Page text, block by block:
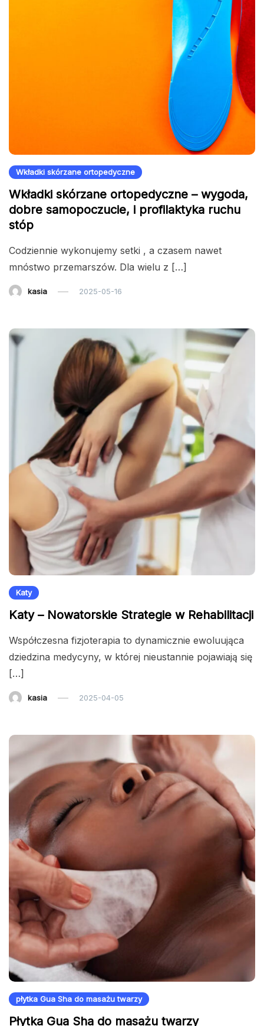
Wkładki skórzane ortopedyczne
Wkładki skórzane ortopedyczne – wygoda,
dobre samopoczucie, i profilaktyka ruchu
stóp
Codziennie wykonujemy setki , a czasem nawet
mnóstwo przemarszów. Dla wielu z […]
kasia 2025-05-16
Katy
Katy – Nowatorskie Strategie w Rehabilitacji
Współczesna fizjoterapia to dynamicznie ewoluująca
dziedzina medycyny, w której nieustannie pojawiają się
[…]
kasia 2025-04-05
płytka Gua Sha do masażu twarzy
Płytka Gua Sha do masażu twarzy